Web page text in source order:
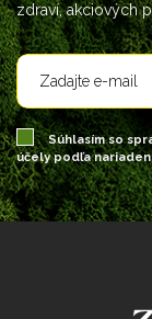
zdraví, akciových
Súhlasím so
účely podľa